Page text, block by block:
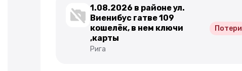
1.08.2026 в районе ул.
Виенибус гатве 109
кошелёк, в нем ключи
,карты
Рига
Потери